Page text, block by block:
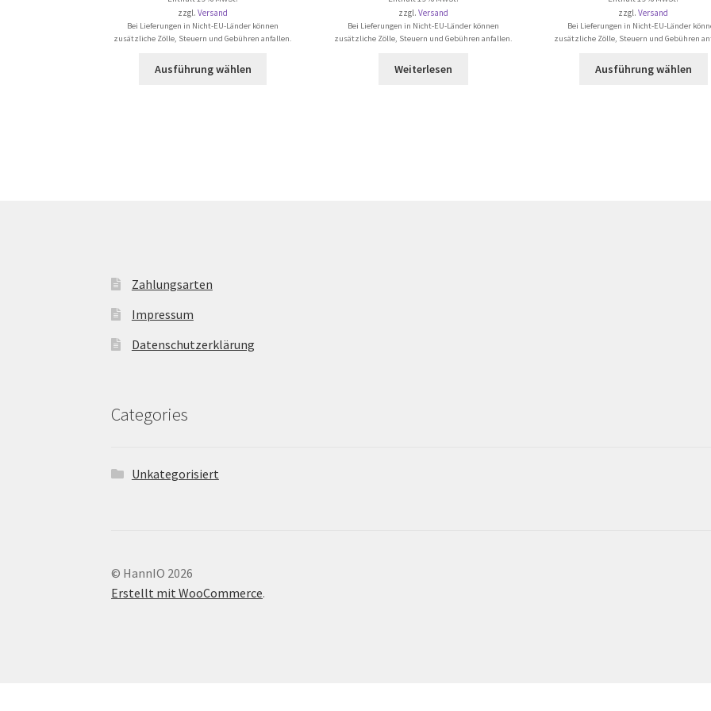
zzgl.Versand
Bei Lieferungen in Nicht-EU-Länder können
zusätzliche Zölle, Steuern und Gebühren anfallen.
Ausführung wählen
zzgl. Versand
Bei Lieferungen in Nicht-EU-Länder können
zusätzliche Zölle, Steuern und Gebühren anfallen.
Weiterlesen
zzgl.Versand
Bei Lieferungen in Nicht-EU-Länder
zusätzliche Zölle, Steuern und Gebühren
Ausführung wählen
Zahlungsarten
Impressum
Datenschutzerklärung
Categories
Unkategorisiert
© HannIO 2026
Erstellt mit WooCommerce.